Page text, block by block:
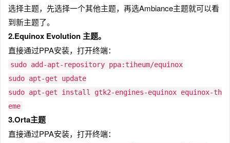
选择主题，先选择一个其他主题，再选Ambiance主题就可以看
到新主题了。
2.Equinox Evolution 主题。
直接通过PPA安装，打开终端：
sudo add-apt-repository ppa:tiheum/equinox
sudo apt-get update
sudo apt-get install gtk2-engines-equinox equinox-th
eme
3.Orta主题
直接通过PPA安装，打开终端：